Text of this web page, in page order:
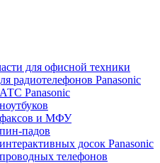
для офисной техники
радиотелефонов Panasonic
Panasonic
факсов и МФУ
падов
досок Panasonic
телефонов